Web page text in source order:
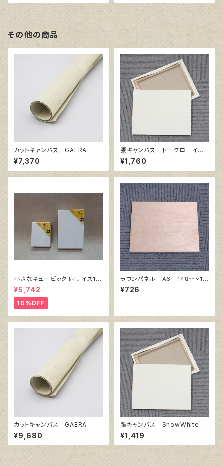
その他の商品
カットキャンバス GAERA F
S40
¥7,370
張キャンバス トークロ イエ
ロー 6号
¥1,760
小さなキュービック 同サイズ10
個組
¥5,742
10%OFF
ラワンパネル A6 148㎜×10
5㎜
¥726
カットキャンバス GAERA F
S50
¥9,680
張キャンバス SnowWhite S
PC（綿・ポリエステル） F8 4
55㎜×380㎜
¥1,419